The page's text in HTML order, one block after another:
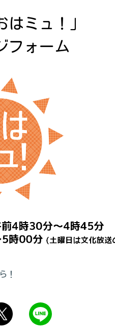
はミュ！」
フォーム
！